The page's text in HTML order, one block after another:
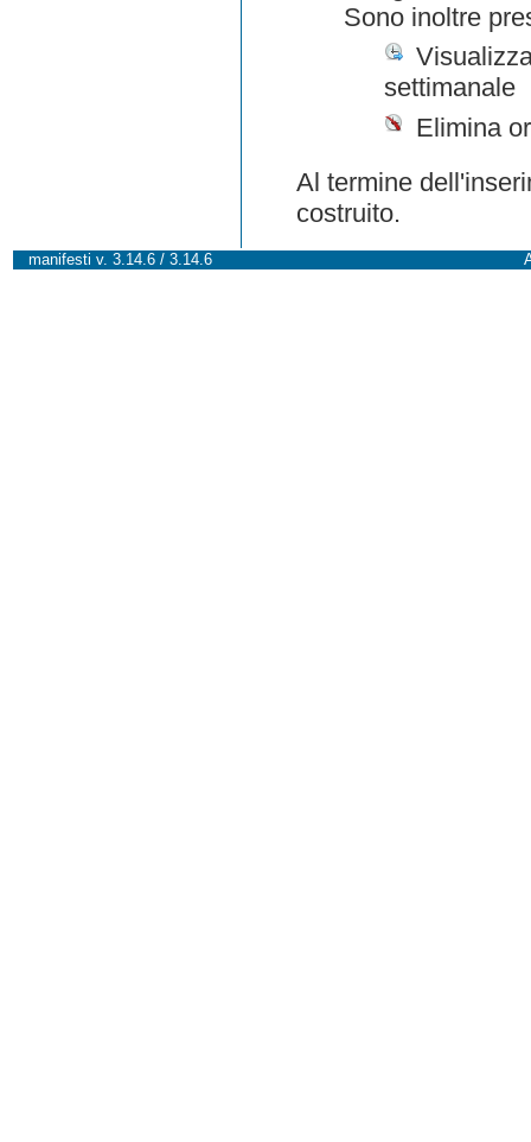
Sono inoltre
settimanale
Elimina
Al termine
costruito.
manifesti v. 3.14.6 / 3.14.6